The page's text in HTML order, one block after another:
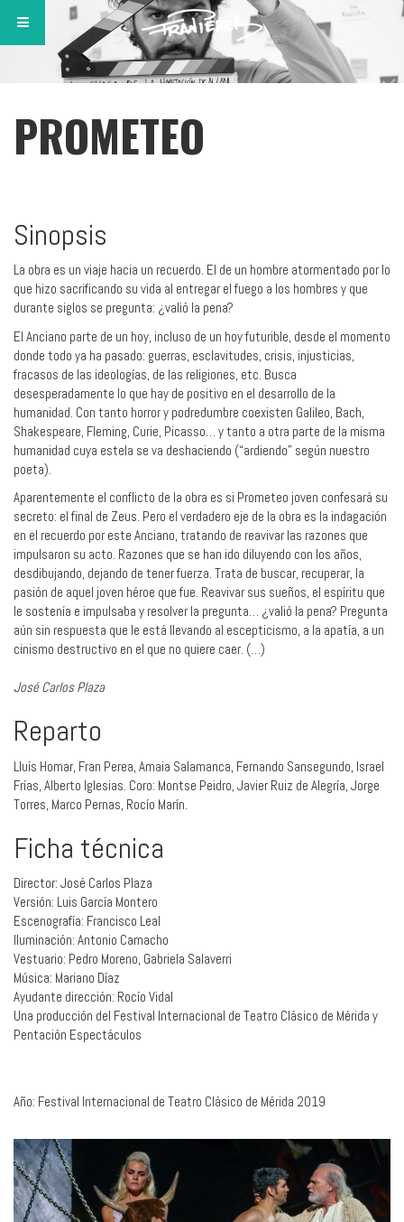
PROMETEO
Sinopsis
La obra es un viaje hacia un recuerdo. El de un hombre atormentado por lo
que hizo sacrificando su vida al entregar el fuego a los hombres y que
durante siglos se pregunta: ¿valió la pena?
El Anciano parte de un hoy, incluso de un hoy futurible, desde el momento
donde todo ya ha pasado: guerras, esclavitudes, crisis, injusticias,
fracasos de las ideologías, de las religiones, etc. Busca
desesperadamente lo que hay de positivo en el desarrollo de la
humanidad. Con tanto horror y podredumbre coexisten Galileo, Bach,
Shakespeare, Fleming, Curie, Picasso… y tanto a otra parte de la misma
humanidad cuya estela se va deshaciendo (“ardiendo” según nuestro
poeta).
Aparentemente el conflicto de la obra es si Prometeo joven confesará su
secreto: el final de Zeus. Pero el verdadero eje de la obra es la indagación
en el recuerdo por este Anciano, tratando de reavivar las razones que
impulsaron su acto. Razones que se han ido diluyendo con los años,
desdibujando, dejando de tener fuerza. Trata de buscar, recuperar, la
pasión de aquel joven héroe que fue. Reavivar sus sueños, el espíritu que
le sostenía e impulsaba y resolver la pregunta… ¿valió la pena? Pregunta
aún sin respuesta que le está llevando al escepticismo, a la apatía, a un
cinismo destructivo en el que no quiere caer. (…)
José Carlos Plaza
Reparto
Lluís Homar, Fran Perea, Amaia Salamanca, Fernando Sansegundo, Israel
Frías, Alberto Iglesias. Coro: Montse Peidro, Javier Ruiz de Alegría, Jorge
Torres, Marco Pernas, Rocío Marín.
Ficha técnica
Director: José Carlos Plaza
Versión: Luis García Montero
Escenografía: Francisco Leal
Iluminación: Antonio Camacho
Vestuario: Pedro Moreno, Gabriela Salaverri
Música: Mariano Díaz
Ayudante dirección: Rocío Vidal
Una producción del Festival Internacional de Teatro Clásico de Mérida y
Pentación Espectáculos
Año: Festival Internacional de Teatro Clásico de Mérida 2019